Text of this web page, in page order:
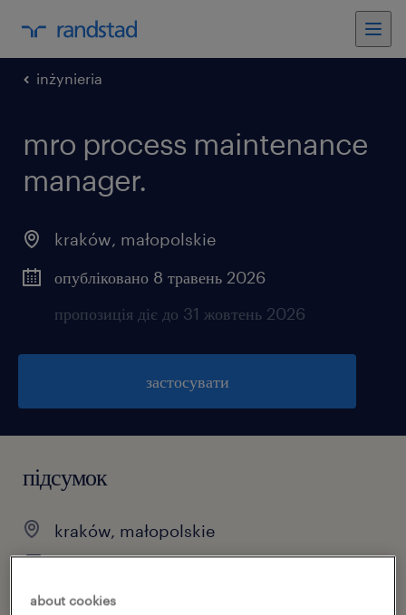
inżynieria
mro process maintenance
manager.
kraków, małopolskie
опубліковано 8 травень 2026
пропозиція діє до 31 жовтень 2026
застосувати
підсумок
kraków, małopolskie
PLN22,000 miesięcznie
praca stała
about cookies